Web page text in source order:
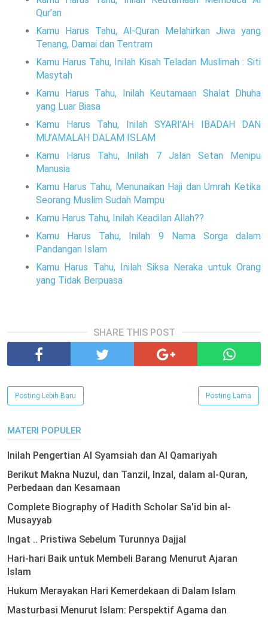
Qur’an
Kamu Harus Tahu, Al-Quran Melahirkan Jiwa yang
Tenang, Damai dan Tentram
Kamu Harus Tahu, Inilah Kisah Teladan Muslimah : Siti
Masytah
Kamu Harus Tahu, Inilah Keutamaan Shalat Dhuha
yang Luar Biasa
Kamu Harus Tahu, Inilah SYARI’AH IBADAH DAN
MU’AMALAH DALAM ISLAM
Kamu Harus Tahu, Inilah 7 Jalan Setan Menipu
Manusia
Kamu Harus Tahu, Menunaikan Haji dan Umrah Ketika
Seorang Muslim Sudah Mampu
Kamu Harus Tahu, Inilah Keadilan Allah??
Kamu Harus Tahu, Inilah 9 Nama Sorga dalam
Pandangan Islam
Kamu Harus Tahu, Inilah Siksa Neraka untuk Orang
yang Tidak Berpuasa
SHARE THIS POST
Posting Lebih Baru Posting Lama
MATERI POPULER
Inilah Pengertian Al Syamsiah dan Al Qamariyah
Berikut Makna Nuzul, dan Tanzil, Inzal, dalam al-Quran,
Perbedaan dan Kesamaan
Complete Biography of Hadith Scholar Sa'id bin al-
Musayyab
Ingat .. Pristiwa Sebelum Turunnya Dajjal
Hari-hari Baik untuk Membeli Barang Menurut Ajaran
Islam
Hukum Merayakan Hari Kemerdekaan di Dalam Islam
Masturbasi Menurut Islam: Perspektif Agama dan